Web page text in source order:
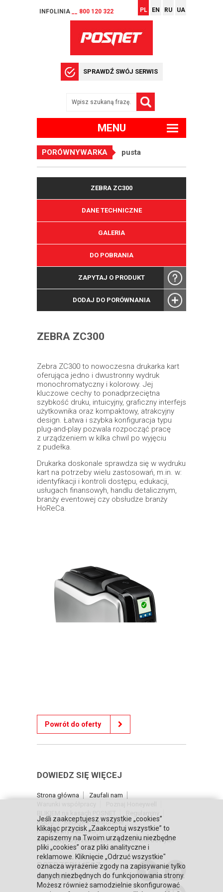
INFOLINIA __ 800 120 322 PL EN RU UA
SPRAWDŹ SWÓJ SERWIS
MENU
PORÓWNYWARKA pusta
ZEBRA ZC300
DANE TECHNICZNE
GALERIA
DO POBRANIA
ZAPYTAJ O PRODUKT
DODAJ DO PORÓWNANIA
ZEBRA ZC300
Zebra ZC300 to nowoczesna drukarka kart
oferująca jedno i dwustronny wydruk
monochromatyczny i kolorowy. Jej
kluczowe cechy to ponadprzeciętna
szybkość druku, intuicyjny, graficzny interfejs
użytkownika oraz kompaktowy, atrakcyjny
design. Łatwa i szybka konfiguracja typu
plug-and-play pozwala rozpocząć pracę
z urządzeniem w kilka chwil po wyjęciu
z pudełka.
Drukarka doskonale sprawdza się w wydruku
kart na potrzeby wielu zastosowań, m.in. w:
identyfikacji i kontroli dostępu, edukacji,
usługach finansowyh, handlu detalicznym,
branży eventowej czy obsłudze branży
HoReCa.
Powrót do oferty
DOWIEDZ SIĘ WIĘCEJ
Strona główna
Zaufali nam
RODO
Relacje inwestorskie
Polityka prywatności
Informacja o przetwarzaniu danych osobowych
POTRZEBUJESZ
POMOCY?
Jeśli zaakceptujesz wszystkie „cookies”
klikając przycisk „Zaakceptuj wszystkie” to
zapiszemy na Twoim urządzeniu niezbędne
pliki „cookies” oraz pliki analityczne i
reklamowe. Kliknięcie „Odrzuć wszystkie"
oznacza wyrażenie zgody na zapisywanie tylko
danych niezbędnych do funkcjonowania strony.
Możesz również samodzielnie skonfigurować